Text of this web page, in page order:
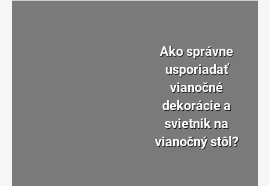
Ako správne
usporiadať
vianočné
dekorácie a
svietnik na
vianočný stôl?